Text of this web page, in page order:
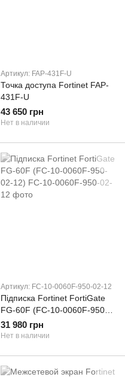
Артикул: FAP-431F-U
Точка доступа Fortinet FAP-
431F-U
43 650 грн
Нет в наличии
Артикул: FC-10-0060F-950-02-12
Підписка Fortinet FortiGate
FG-60F (FC-10-0060F-950-
02-12)
31 980 грн
Нет в наличии